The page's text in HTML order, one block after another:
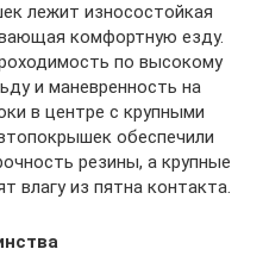
лежит износостойкая
комфортную езду.
по высокому
и маневренность на
в центре с крупными
обеспечили
резины, а крупные
влагу из пятна контакта.